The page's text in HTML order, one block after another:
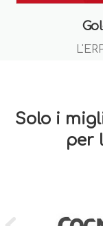
Solo i
per